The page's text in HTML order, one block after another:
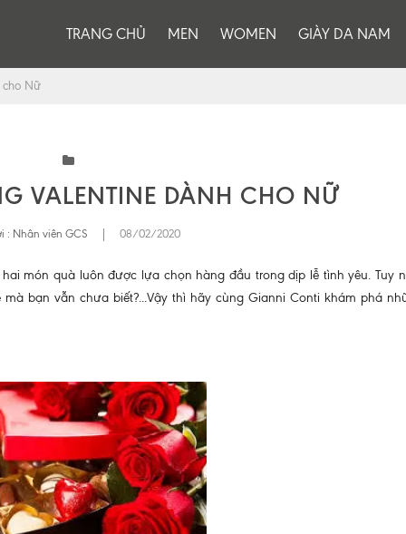
TRANG CHỦ MEN WOMEN GIÀY DA NAM
Nữ
VALENTINE DÀNH CHO NỮ
: Nhân viên GCS 08/02/2020
món quà luôn được lựa chọn hàng đầu trong dịp lễ tình yêu. Tuy
bạn vẫn chưa biết?...Vậy thì hãy cùng Gianni Conti khám phá